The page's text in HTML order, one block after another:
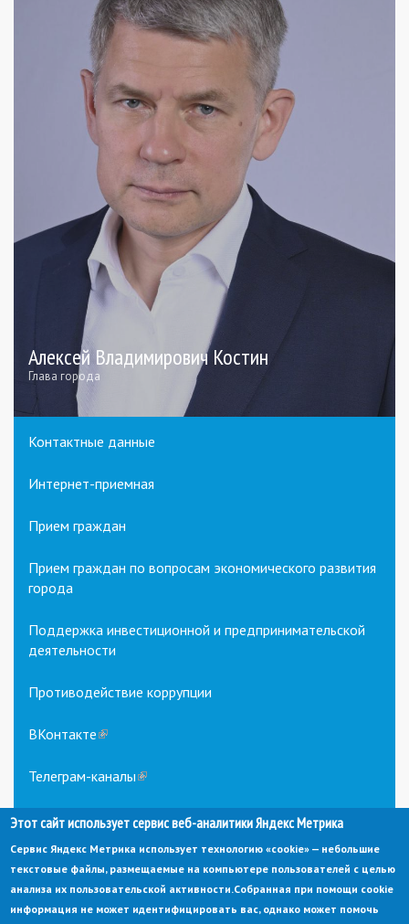
Алексей Владимирович Костин
Глава города
Контактные данные
Интернет-приемная
Прием граждан
Прием граждан по вопросам экономического развития
города
Поддержка инвестиционной и предпринимательской
деятельности
Противодействие коррупции
ВКонтакте(link
external)
Телеграм-каналы(link
external)
Этот сайт использует сервис веб-аналитики Яндекс Метрика
Сервис Яндекс Метрика использует технологию «cookie» — небольшие
текстовые файлы, размещаемые на компьютере пользователей с целью
анализа их пользовательской активности.Собранная при помощи cookie
информация не может идентифицировать вас, однако может помочь